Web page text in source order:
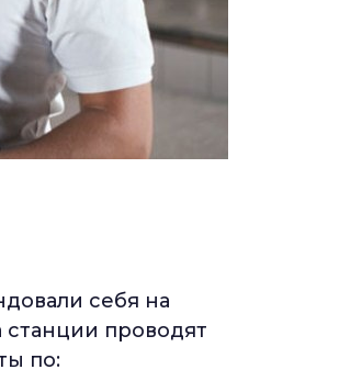
себя на
станции проводят
по: